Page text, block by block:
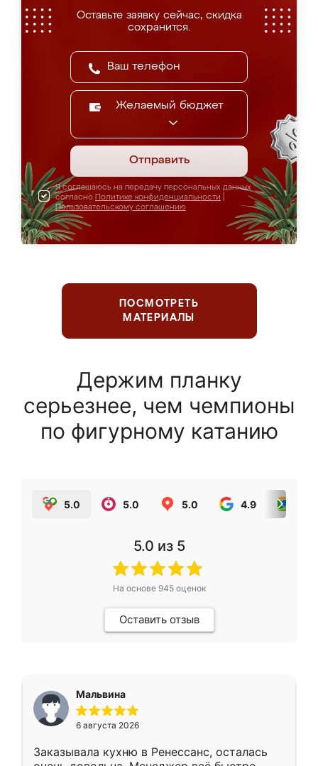
Оставьте заявку сейчас, скидка
сохранится.
Желаемый бюджет
Отправить
Я соглашаюсь на передачу персональных данных
согласно Политике конфиденциальности
Пользовательскому соглашению
ПОСМОТРЕТЬ
МАТЕРИАЛЫ
Держим планку
серьезнее, чем чемпионы
по фигурному катанию
5.0 5.0 5.0 4.9
5.0 из 5
На основе 945оценок
Оставить отзыв
Мальвина
6 августа 2026
Заказывала кухню в Ренессанс, осталась